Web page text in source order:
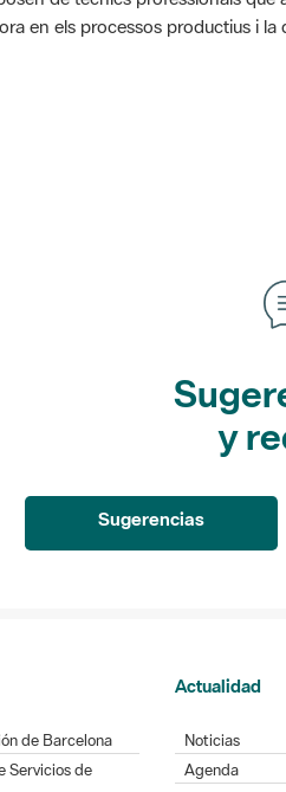
en els processos productius i la
es de 0 estrellas de 5.
y
Sugerencias
de Barcelona
Servicios de
Actualidad
Noticias
Agenda